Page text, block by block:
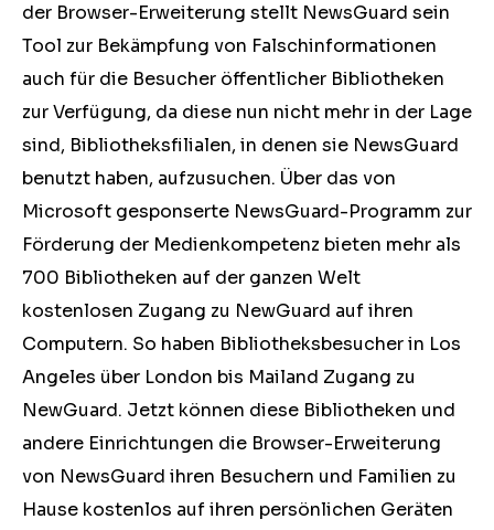
der Browser-Erweiterung stellt NewsGuard sein
Tool zur Bekämpfung von Falschinformationen
auch für die Besucher öffentlicher Bibliotheken
zur Verfügung, da diese nun nicht mehr in der Lage
sind, Bibliotheksfilialen, in denen sie NewsGuard
benutzt haben, aufzusuchen. Über das von
Microsoft gesponserte NewsGuard-Programm zur
Förderung der Medienkompetenz bieten mehr als
700 Bibliotheken auf der ganzen Welt
kostenlosen Zugang zu NewGuard auf ihren
Computern. So haben Bibliotheksbesucher in Los
Angeles über London bis Mailand Zugang zu
NewGuard. Jetzt können diese Bibliotheken und
andere Einrichtungen die Browser-Erweiterung
von NewsGuard ihren Besuchern und Familien zu
Hause kostenlos auf ihren persönlichen Geräten